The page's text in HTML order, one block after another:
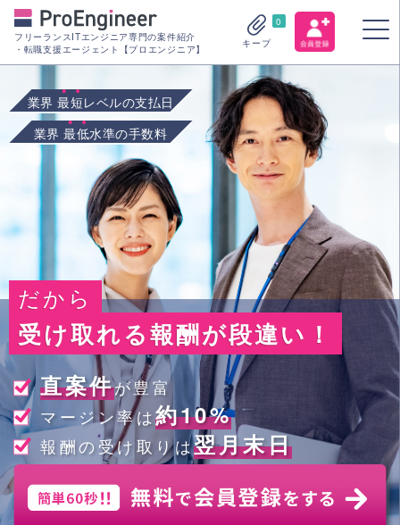
フリーランスITエンジニア専門の案件紹介
・転職支援エージェント【プロエンジニア】
0
キープ
業界最短レベルの支払日
業界最低水準の手数料
だから
受け取れる報酬が段違い！
直案件が豊富
マージン率は約10%
報酬の受け取りは翌月末日